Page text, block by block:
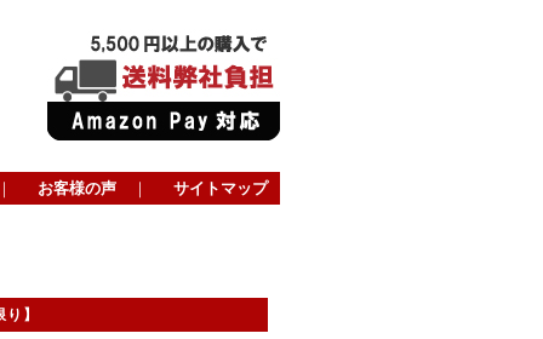
お客様の声 ｜ サイトマップ
】